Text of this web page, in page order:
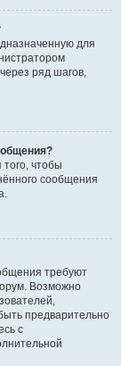
для
ряд шагов,
чтобы
сообщения
требуют
Возможно
предварительно
с